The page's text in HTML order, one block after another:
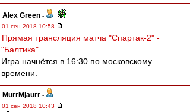
Alex Green -
01 сен 2018 10:58
Прямая трансляция матча "Спартак-2" -
"Балтика"
Игра начнётся в 16:30 по московскому
времени.
MurrMjaurr -
01 сен 2018 10:43